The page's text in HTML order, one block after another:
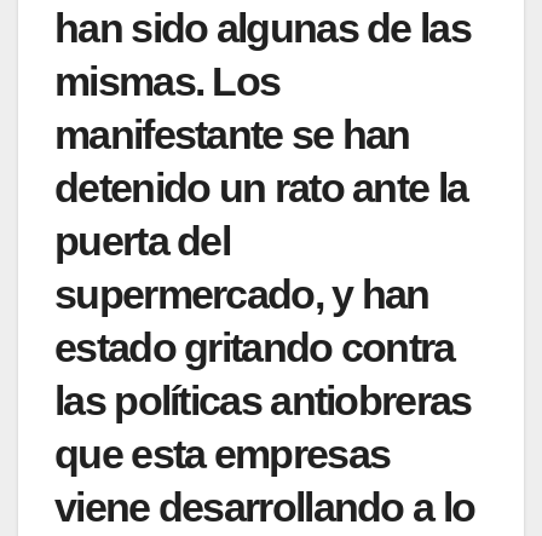
han sido algunas de las
mismas. Los
manifestante se han
detenido un rato ante la
puerta del
supermercado, y han
estado gritando contra
las políticas antiobreras
que esta empresas
viene desarrollando a lo